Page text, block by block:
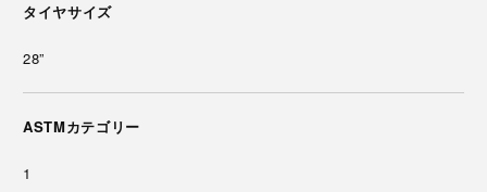
タイヤサイズ
28”
ASTMカテゴリー
1